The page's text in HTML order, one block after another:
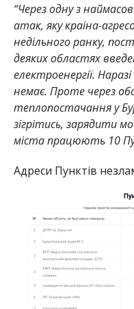
“Через одну з
атак, яку краіна-
недільного ранку,
деяких областях
електроенергії.
немає. Проте через
теплопостачання у
зігрітись, зарядити
міста працюють 10
Адреси Пунктів